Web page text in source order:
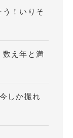
！いりそ
数え年と満
しか撮れ